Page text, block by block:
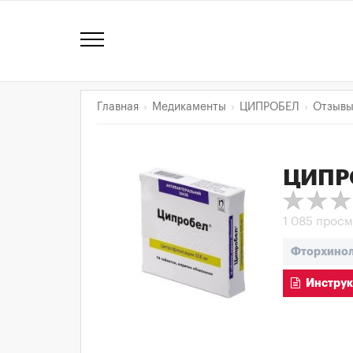
Главная Медикаменты ЦИПРОБЕЛ Отзывы
1 085